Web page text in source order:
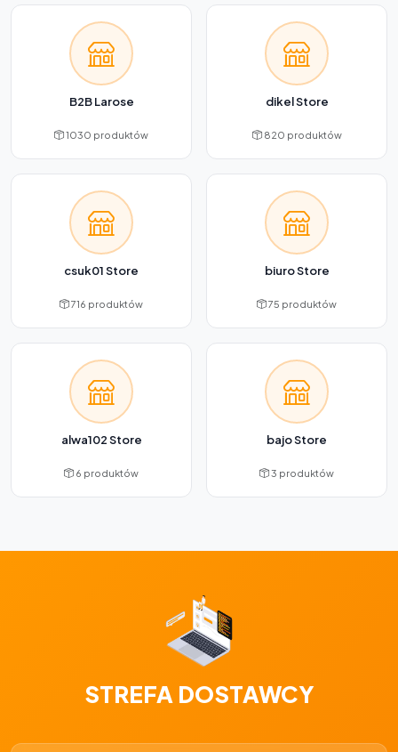
B2B Larose
1030 produktów
dikel Store
820 produktów
csuk01 Store
716 produktów
biuro Store
75 produktów
alwa102 Store
6 produktów
bajo Store
3 produktów
STREFA DOSTAWCY